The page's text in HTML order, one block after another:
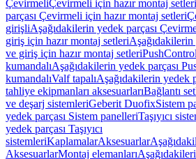
ÇevirmeliÇevirmeli için hazır montaj setleri
parçası Çevirmeli için hazır montaj setleri
girişliAşağıdakilerin yedek parçası
giriş için hazır montaj setleri
ve giriş için hazır montaj setleri
kumandalıAşağıdakilerin yedek parçası
kumandalıValf tapalıAşağıdakilerin yedek
tahliye ekipmanları aksesuarlarıBağlantı
ve deşarj sistemleriGeberit DuofixSistem
yedek parçası Sistem panelleriTaşıyıcı
yedek parçası Taşıyıcı
sistemleriKaplamalarAksesuarlar
AksesuarlarMontaj elemanları